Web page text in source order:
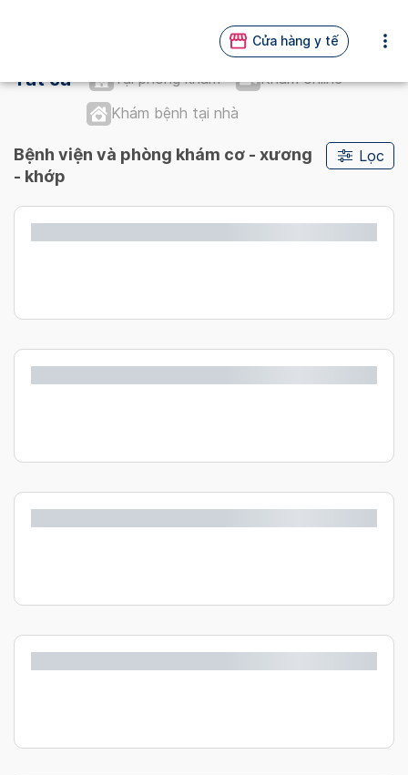
Cửa hàng y tế
Tất cả Tại phòng khám
Khám online
Khám bệnh tại nhà
Lọc
Bệnh viện và phòng khám cơ - xương
- khớp